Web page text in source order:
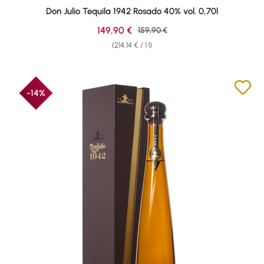
Don Julio Tequila 1942 Rosado 40% vol. 0,70l
(214,14 € / 1 l)
Sale price:
149,90 € Regular price:
159,90 €
-14%